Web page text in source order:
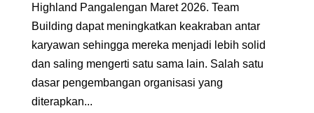
Highland Pangalengan Maret 2026. Team
Building dapat meningkatkan keakraban antar
karyawan sehingga mereka menjadi lebih solid
dan saling mengerti satu sama lain. Salah satu
dasar pengembangan organisasi yang
diterapkan...